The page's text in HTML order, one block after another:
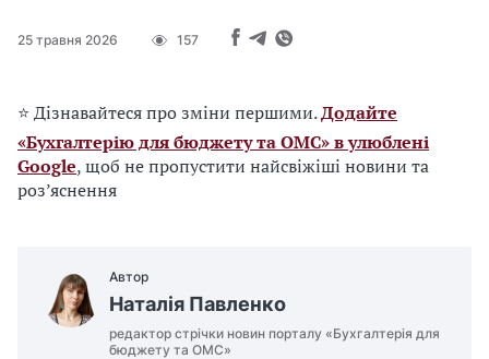
25 травня 2026 157
⭐ Дізнавайтеся про зміни першими.Додайте
«Бухгалтерію для бюджету та ОМС» в улюблені
Google, щоб не пропустити найсвіжіші новини та
роз’яснення
Автор
Наталія Павленко
редактор стрічки новин порталу «Бухгалтерія для
бюджету та ОМС»